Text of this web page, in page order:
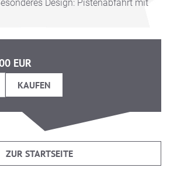
Design: Pistenabfahrt mit
EUR
ZUR STARTSEITE